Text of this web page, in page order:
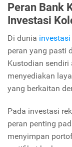
Peran Bank
Investasi
Di dunia
peran yang pasti
Kustodian
menyediakan
yang berkaitan
Pada investasi
peran penting
menyimpan